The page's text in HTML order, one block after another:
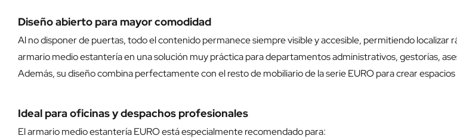
Diseño abierto para mayor comodidad
Al no disponer de puertas, todo el contenido permanece siempre visible y accesible, permitiendo
armario medio estantería en una solución muy práctica para departamentos administrativos, gestorías,
Además, su diseño combina perfectamente con el resto de mobiliario de la serie EURO para crear
Ideal para oficinas y despachos profesionales
El armario medio estantería EURO está especialmente recomendado para: